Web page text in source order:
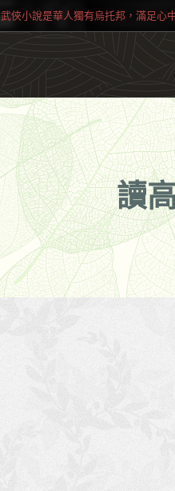
武俠小說是華人獨有烏托邦，滿足心
讀